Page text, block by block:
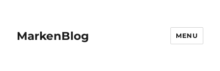
MarkenBlog MENU